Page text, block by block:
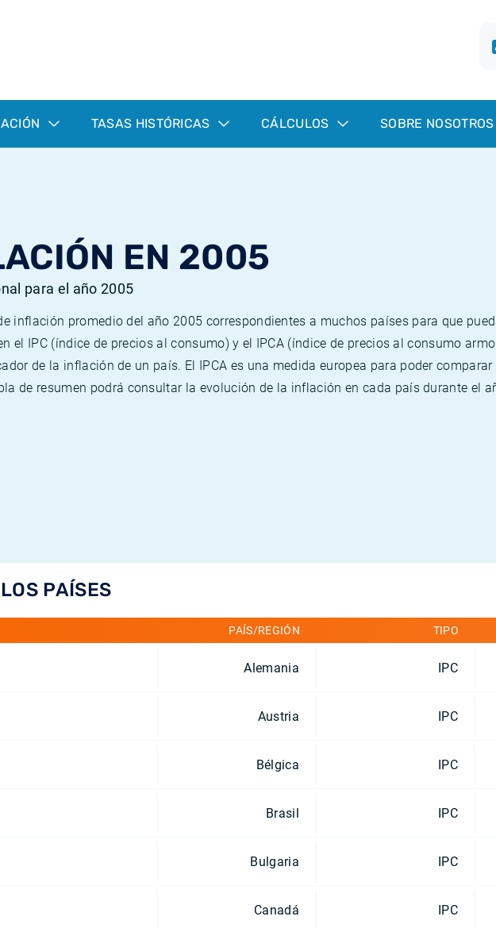
TASAS HISTÓRICAS CÁLCULOS SOBRE NOSOTROS
EN 2005
para el año 2005
inflación promedio del año 2005 correspondientes a muchos países para que
el IPC (índice de precios al consumo) y el IPCA (índice de precios al consumo
de la inflación de un país. El IPCA es una medida europea para poder
de resumen podrá consultar la evolución de la inflación en cada país durante el
PAÍSES
PAÍS/REGIÓN TIPO
Alemania IPC
Austria IPC
Bélgica IPC
Brasil IPC
Bulgaria IPC
Canadá IPC